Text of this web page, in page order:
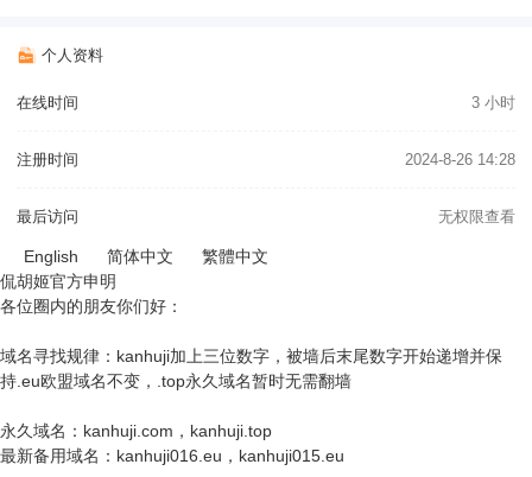
个人资料
在线时间 3 小时
注册时间 2024-8-26 14:28
最后访问 无权限查看
English 简体中文
繁體中文
侃胡姬官方申明
各位圈内的朋友你们好：
域名寻找规律：kanhuji加上三位数字，被墙后末尾数字开始递增并保
持.eu欧盟域名不变，.top永久域名暂时无需翻墙
永久域名：kanhuji.com，kanhuji.top
最新备用域名：kanhuji016.eu，kanhuji015.eu